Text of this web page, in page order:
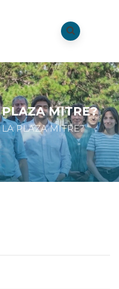
MITRE?
PLAZA MITRE?